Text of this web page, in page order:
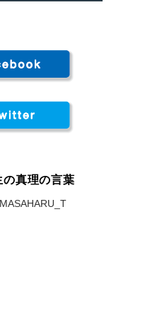
真理の言葉